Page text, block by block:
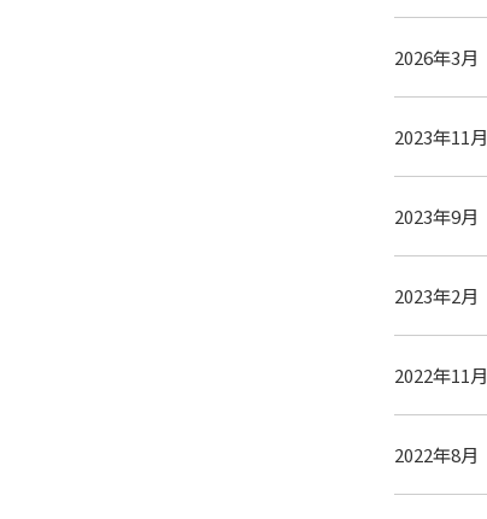
2026年3月
2023年11月
2023年9月
2023年2月
2022年11月
2022年8月